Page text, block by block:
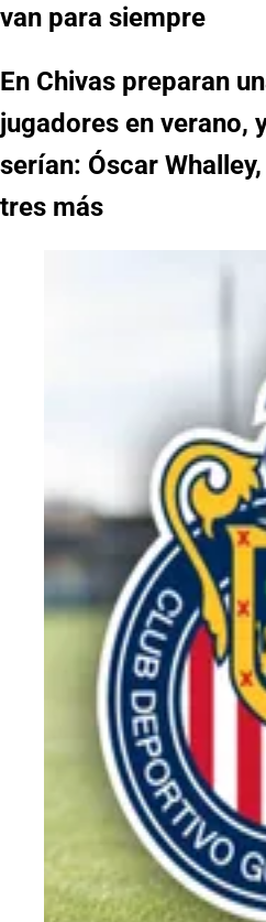
van para siempre
En Chivas preparan
jugadores en verano,
serían: Óscar
tres más